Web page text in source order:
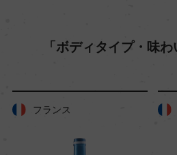
赤
キャップの仕様
「ボディタイプ・味
フランス